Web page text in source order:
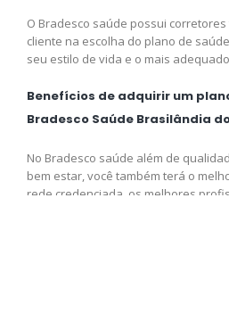
O Bradesco saúde possui
cliente na escolha do plano de
seu estilo de vida e o mais
Benefícios de adquirir um
Bradesco Saúde Brasilândia
No Bradesco saúde além de
bem estar, você também terá o
rede credenciada, os melhores